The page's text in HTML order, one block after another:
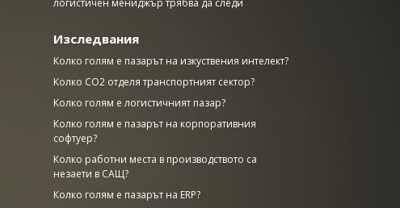
логистичен мениджър трябва да следи
Изследвания
Колко голям е пазарът на изкуствения интелект?
Колко CO2 отделя транспортният сектор?
Колко голям е логистичният пазар?
Колко голям е пазарът на корпоративния
софтуер?
Колко работни места в производството са
незаети в САЩ?
Колко голям е пазарът на ERP?